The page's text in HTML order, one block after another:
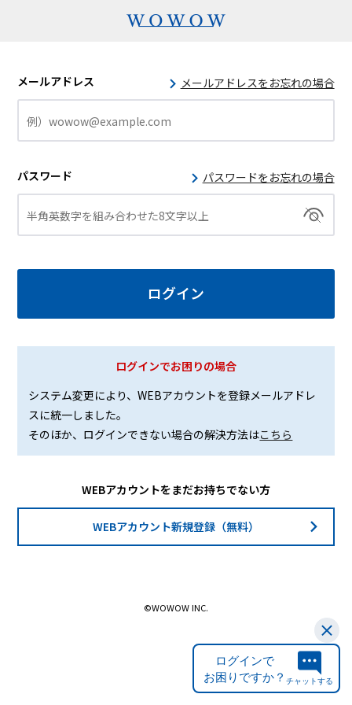
メールアドレス メールアドレスをお忘れの場合
パスワード パスワードをお忘れの場合
ログインでお困りの場合
システム変更により、WEBアカウントを登録メールアドレ
スに統一しました。
そのほか、ログインできない場合の解決方法はこちら
WEBアカウントをまだお持ちでない方
WEBアカウント新規登録（無料）
©WOWOW INC.
ログインで
お困りですか？ チャットする